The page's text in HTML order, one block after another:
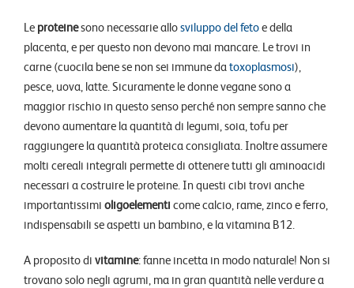
Le proteinesono necessarie allosviluppo del fetoe della
placenta, e per questo non devono mai mancare. Le trovi in
carne (cuocila bene se non sei immune da toxoplasmosi),
pesce, uova, latte. Sicuramente le donne vegane sono a
maggior rischio in questo senso perché non sempre sanno che
devono aumentare la quantità di legumi, soia, tofu per
raggiungere la quantità proteica consigliata. Inoltre assumere
molti cereali integrali permette di ottenere tutti gli aminoacidi
necessari a costruire le proteine. In questi cibi trovi anche
importantissimi oligoelementi come calcio, rame, zinco e ferro,
indispensabili se aspetti un bambino, e la vitamina B12.
A proposito di vitamine: fanne incetta in modo naturale! Non si
trovano solo negli agrumi, ma in gran quantità nelle verdure a